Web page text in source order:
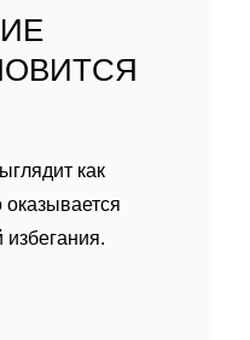
как
оказывается